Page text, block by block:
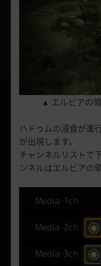
▲ エルビアの
ハドゥムの浸食が進
が出現します。
チャンネルリストで
ンネルはエルビアの